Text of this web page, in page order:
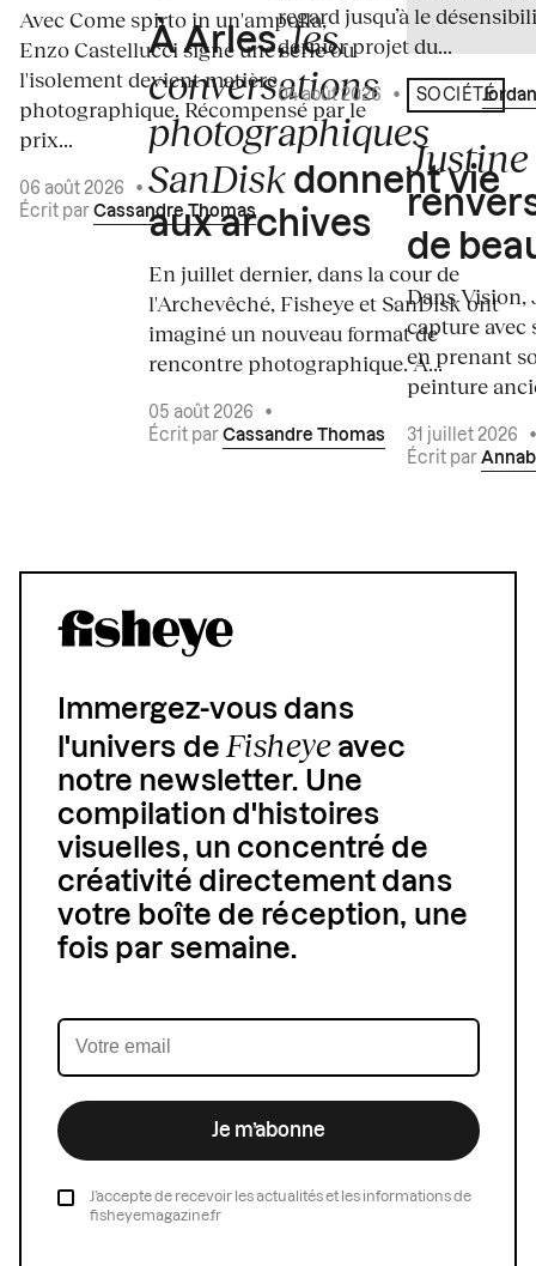
Avec Come spirto in un'ampolla,
Enzo Castellucci signe une série où
l'isolement devient matière
photographique. Récompensé par le
prix...
06 août 2026
•
Écrit par Cassandre Thomas
À Arles,les
conversations
photographiques
SanDisk donnent vie
aux archives
En juillet dernier, dans la cour de
l'Archevêché, Fisheye et SanDisk ont
imaginé un nouveau format de
rencontre photographique. À...
05 août 2026
•
Écrit par Cassandre Thomas
regard jusqu’à le
dernier projet du...
04 août 2026 • Écrit par
SOCIÉTÉ
de
Dans
capture avec
en prenant
peinture
31 juillet 2026
Écrit par
Immergez-vous dans
l'univers deFisheyeavec
notre newsletter. Une
compilation d'histoires
visuelles, un concentré de
créativité directement dans
votre boîte de réception, une
fois par semaine.
Je m’abonne
J’accepte de recevoir les actualités et les informations de
fisheyemagazine.fr